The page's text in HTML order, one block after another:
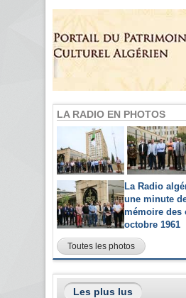
LA RADIO EN PHOTOS
La Radio
une minute
mémoire des
octobre 1961
Toutes les photos
Les plus lus